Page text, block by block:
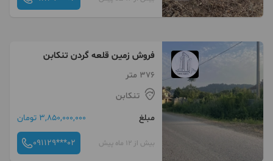
فروش زمین قلعه گردن تنکابن
376 متر
تنکابن
مبلغ
3,850,000,000 تومان
بیش از 12 ماه پیش 091129***02